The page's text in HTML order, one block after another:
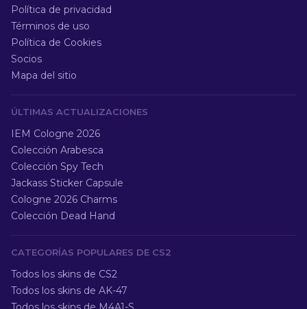
Política de privacidad
Términos de uso
Política de Cookies
Socios
Mapa del sitio
ÚLTIMAS ACTUALIZACIONES
IEM Cologne 2026
Colección Arabesca
Colección Spy Tech
Jackass Sticker Capsule
Cologne 2026 Charms
Colección Dead Hand
CATEGORÍAS POPULARES DE CS2
Todos los skins de CS2
Todos los skins de AK-47